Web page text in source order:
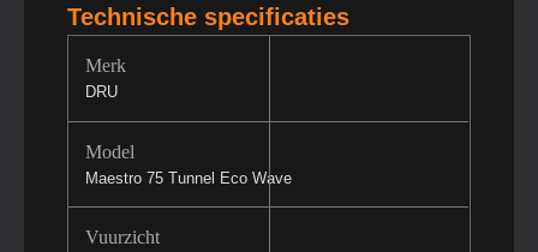
Technische specificaties
Merk
DRU
Model
Maestro 75 Tunnel Eco Wave
Vuurzicht